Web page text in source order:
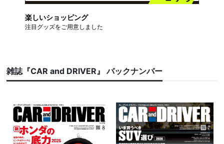
楽しいショッピング
注目グッズをご用意しました
雑誌『CAR and DRIVER』 バックナンバー